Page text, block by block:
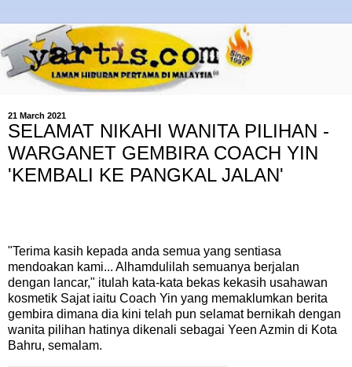
21 March 2021
SELAMAT NIKAHI WANITA PILIHAN -
WARGANET GEMBIRA COACH YIN
'KEMBALI KE PANGKAL JALAN'
"Terima kasih kepada anda semua yang sentiasa
mendoakan kami... Alhamdulilah semuanya berjalan
dengan lancar," itulah kata-kata bekas kekasih usahawan
kosmetik Sajat iaitu Coach Yin yang memaklumkan berita
gembira dimana dia kini telah pun selamat bernikah dengan
wanita pilihan hatinya dikenali sebagai Yeen Azmin di Kota
Bahru, semalam.